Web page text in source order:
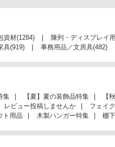
資材(1284) 陳列・ディスプレイ
具(919) 事務用品／文房具(482)
集 【夏】夏の装飾品特集 【
レビュー投稿しませんか フェイ
ト用品 木製ハンガー特集 棚